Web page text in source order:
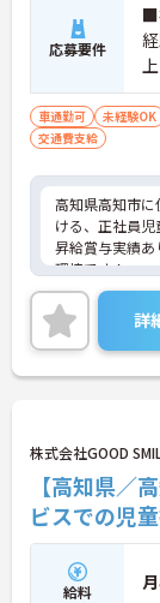
応募要件
■
車通勤可 未経験OK
交通費支給
高知県高知市
ける、正社員児
昇給賞与実績
環境です！
ご興味ある方
詳細をお話しい
い。
詳
株式会社GOOD
【高知県／
ビスでの児
給料